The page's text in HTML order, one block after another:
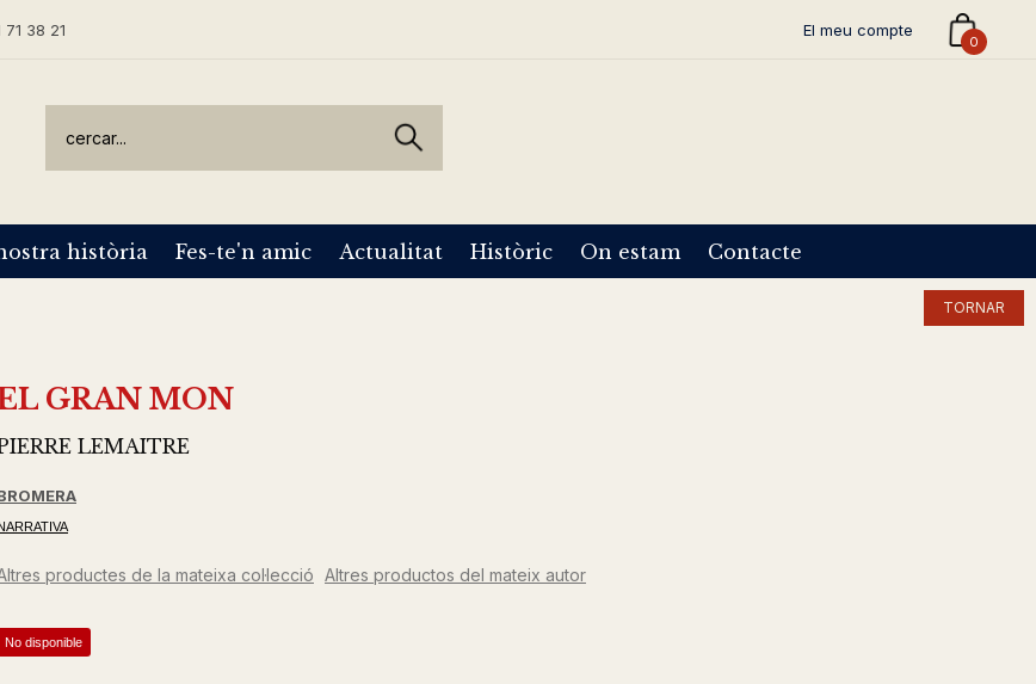
38 21 El meu compte
0
història Fes-te'n amic Actualitat Històric On estam Contacte
TORNAR
GRAN MON
LEMAITRE
productes de la mateixa col·lecció Altres productos del mateix autor
No disponible